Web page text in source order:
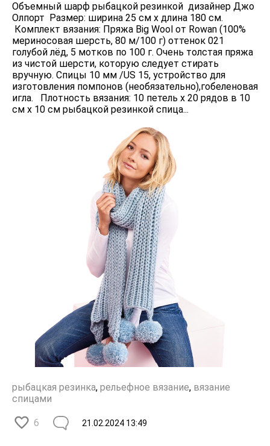
Объемный шарф рыбацкой резинкой дизайнер Джо
Олпорт Размер: ширина 25 см х длина 180 см.
Комплект вязания: Пряжа Big Wool от Rowan (100%
мериносовая шерсть, 80 м/100 г) оттенок 021
голубой лёд, 5 мотков по 100 г. Очень толстая пряжа
из чистой шерсти, которую следует стирать
вручную. Спицы 10 мм /US 15, устройство для
изготовления помпонов (необязательно),гобеленовая
игла. Плотность вязания: 10 петель х 20 рядов в 10
см х 10 см рыбацкой резинкой спица...
рыбацкая резинка, рельефное вязание, вязание
спицами
6 21.02.2024 13:49